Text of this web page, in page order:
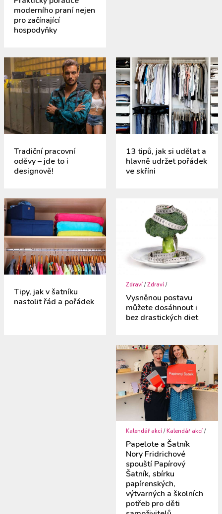
moderního praní nejen
pro začínající
hospodyňky
Tradiční pracovní
oděvy – jde to i
designově!
13 tipů, jak si udělat a
hlavně udržet pořádek
ve skříni
Tipy, jak v šatníku
nastolit řád a pořádek
Zdraví /Zdraví /
Vysněnou postavu
můžete dosáhnout i
bez drastických diet
Kalendář akcí /Kalendář akcí /
Papelote a Šatník
Nory Fridrichové
spouští Papírový
Šatník, sbírku
papírenských,
výtvarných a školních
potřeb pro děti